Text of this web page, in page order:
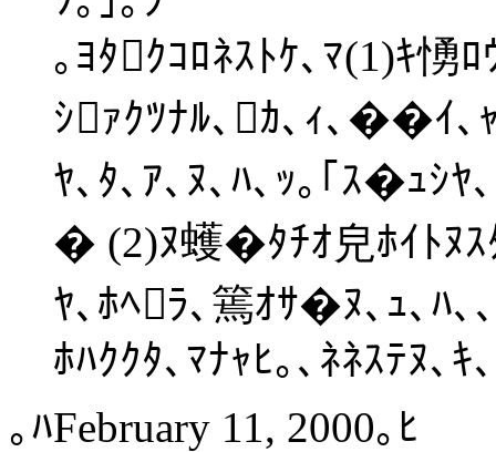
｡ﾖﾀｸｺﾛﾈｽﾄｹ､ﾏ(1)ｷ愑
ｼｧｸﾂﾅﾙ､ｶ､ｨ､��ｲ､
ﾔ､ﾀ､ｱ､ﾇ､ﾊ､ｯ｡｢ｽ�ｭｼﾔ
� (2)ﾇ蠖�ﾀﾁｵ皃ﾎｲﾄﾇ
ﾔ､ﾎﾍﾗ､篶ｵｻ�ﾇ､ｭ､ﾊ､
ﾎﾊｸｸﾀ､ﾏﾅｬﾋ｡､ﾈﾈｽﾃﾇ､ｷ
｡ﾊFebruary 11, 2000｡ﾋ